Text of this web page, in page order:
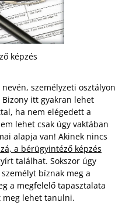
képzés
személyzeti osztályon
itt gyakran lehet
ha nem elégedett a
lehet csak úgy vaktában
alapja van! Akinek nincs
a bérügyintéző képzés
találhat. Sokszor úgy
bíznak meg a
a megfelelő tapasztalata
meg lehet tanulni.